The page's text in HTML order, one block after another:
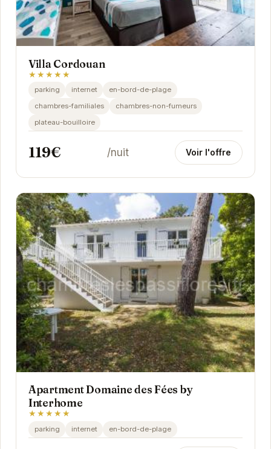
Villa Cordouan
★★★★★
parking internet
en-bord-de-plage
chambres-familiales
chambres-non-fumeurs
plateau-bouilloire
119€ /nuit Voir l'offre
Apartment Domaine des Fées by
Interhome
★★★★★
parking internet en-bord-de-plage